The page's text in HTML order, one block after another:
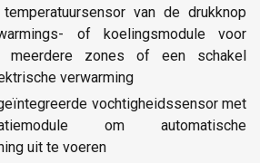
van de drukknop
of koelingsmodule voor
meerdere zones of een schakel
verwarming
vochtigheidssensor met
om automatische
uit te voeren